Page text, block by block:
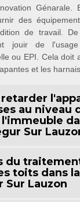
des
de travail.
jouir de
ou EPI. Cela doit
et les
au niveau
Sur
du
toits dans
Sur Lauzon